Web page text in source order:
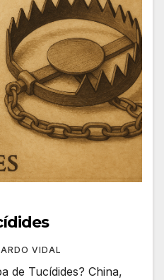
VIDAL
de Tucídides? China,